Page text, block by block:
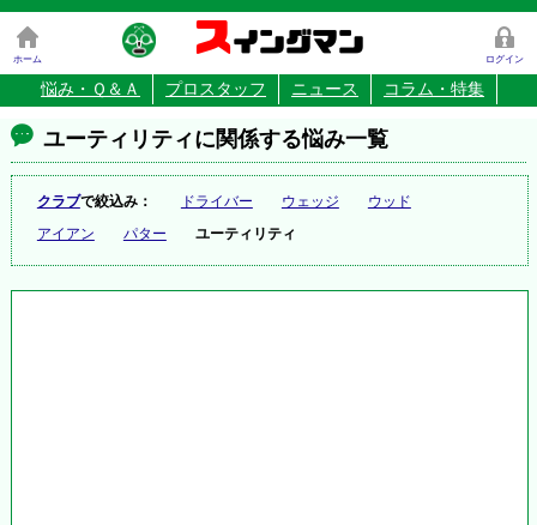
ログイン
スイングマン
ホーム
悩み・Ｑ＆Ａ プロスタッフ ニュース コラム・特集
ユーティリティに関係する悩み一覧
クラブで絞込み： ドライバー ウェッジ
ウッド
アイアン
パター ユーティリティ